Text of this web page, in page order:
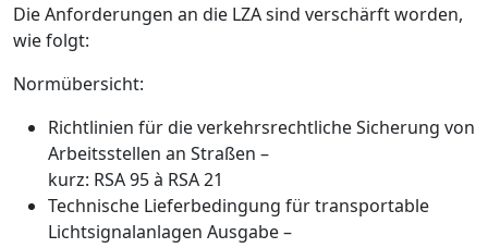
Die Anforderungen an die LZA sind verschärft worden,
wie folgt:
Normübersicht:
Richtlinien für die verkehrsrechtliche Sicherung von
Arbeitsstellen an Straßen –
kurz: RSA 95 à RSA 21
Technische Lieferbedingung für transportable
Lichtsignalanlagen Ausgabe –